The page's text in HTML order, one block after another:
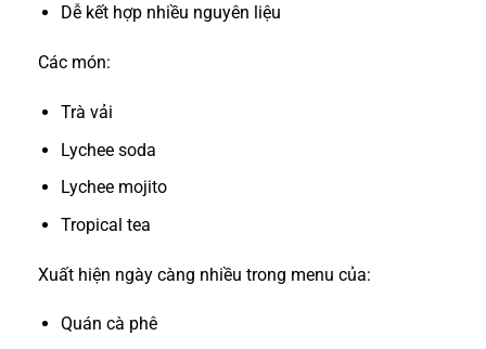
Dễ kết hợp nhiều nguyên liệu
Các món:
Trà vải
Lychee soda
Lychee mojito
Tropical tea
Xuất hiện ngày càng nhiều trong menu của:
Quán cà phê